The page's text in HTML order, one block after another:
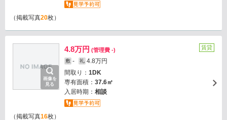
（掲載写真20枚）
画像を
見る
4.8万円 (管理費 -)
敷 - 礼 4.8万円
間取り： 1DK
専有面積： 37.6㎡
入居時期： 相談
賃貸
（掲載写真16枚）